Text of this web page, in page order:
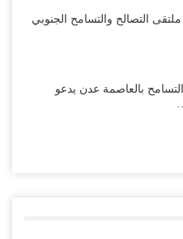
التصالح والتسامح الجنوبي
بالعاصمة عدن يدعو